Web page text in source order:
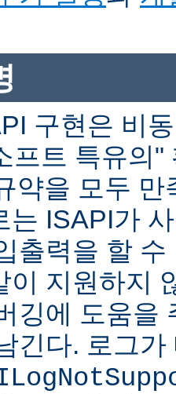
구현은 비
프트 특유의"
약을 모두
는 ISAPI가
출력을 할
이 지원하지
깅에 도움을
긴다. 로그